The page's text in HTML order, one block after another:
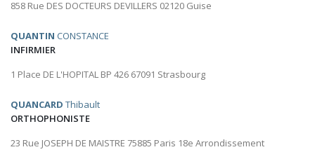
858 Rue DES DOCTEURS DEVILLERS 02120 Guise
QUANTIN CONSTANCE
INFIRMIER
1 Place DE L'HOPITAL BP 426 67091 Strasbourg
QUANCARD Thibault
ORTHOPHONISTE
23 Rue JOSEPH DE MAISTRE 75885 Paris 18e Arrondissement